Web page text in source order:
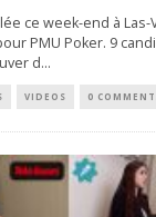
ce week-end à
PMU Poker. 9
d...
VIDEOS 0